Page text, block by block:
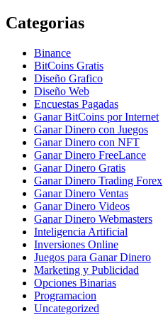
Categorias
Binance
BitCoins Gratis
Diseño Grafico
Diseño Web
Encuestas Pagadas
Ganar BitCoins por Internet
Ganar Dinero con Juegos
Ganar Dinero con NFT
Ganar Dinero FreeLance
Ganar Dinero Gratis
Ganar Dinero Trading Forex
Ganar Dinero Ventas
Ganar Dinero Videos
Ganar Dinero Webmasters
Inteligencia Artificial
Inversiones Online
Juegos para Ganar Dinero
Marketing y Publicidad
Opciones Binarias
Programacion
Uncategorized